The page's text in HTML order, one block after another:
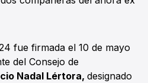
fue firmada el 10 de mayo
del Consejo de
Nadal Lértora, designado